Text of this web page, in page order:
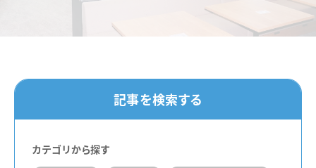
記事を検索する
カテゴリから探す